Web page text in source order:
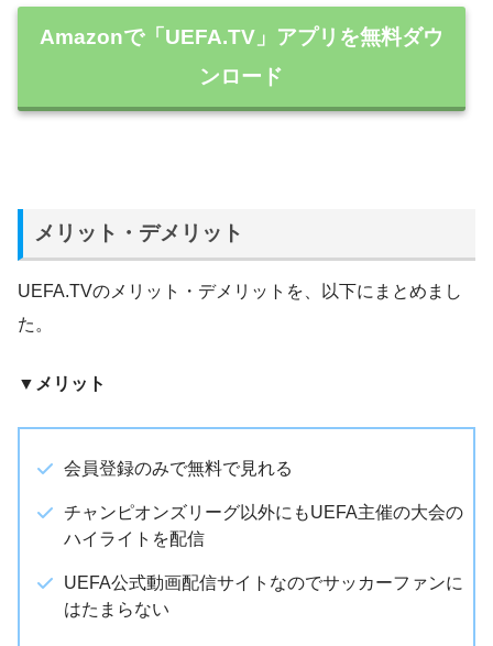
Amazonで「UEFA.TV」アプリを無料ダウ
ンロード
メリット・デメリット
UEFA.TVのメリット・デメリットを、以下にまとめまし
た。
▼メリット
会員登録のみで無料で見れる
チャンピオンズリーグ以外にもUEFA主催の大会の
ハイライトを配信
UEFA公式動画配信サイトなのでサッカーファンに
はたまらない